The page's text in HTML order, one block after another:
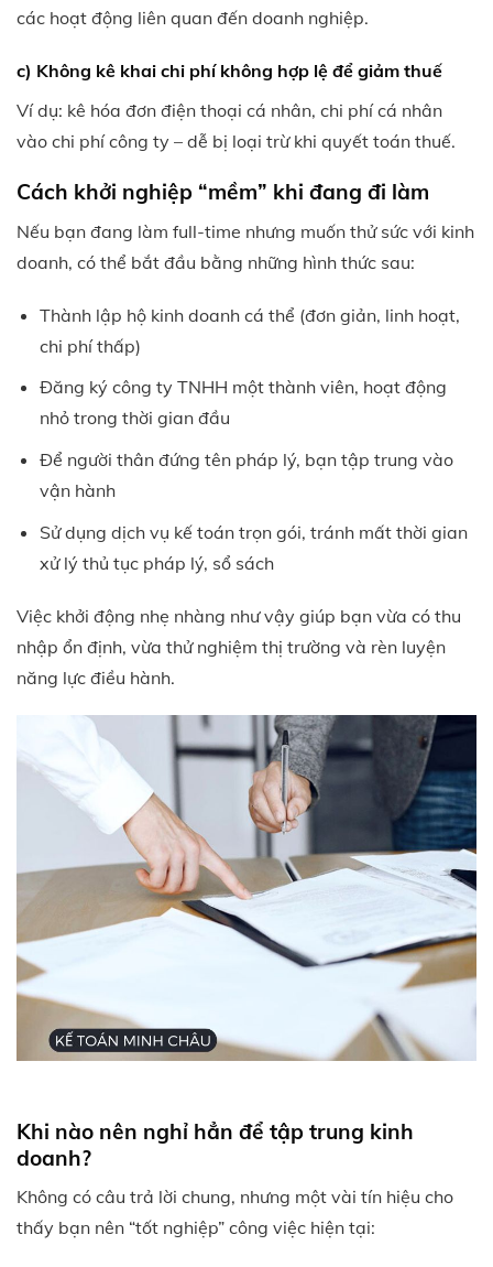
các hoạt động liên quan đến doanh nghiệp.
c) Không kê khai chi phí không hợp lệ để giảm thuế
Ví dụ: kê hóa đơn điện thoại cá nhân, chi phí cá nhân
vào chi phí công ty – dễ bị loại trừ khi quyết toán thuế.
Cách khởi nghiệp “mềm” khi đang đi làm
Nếu bạn đang làm full-time nhưng muốn thử sức với kinh
doanh, có thể bắt đầu bằng những hình thức sau:
Thành lập hộ kinh doanh cá thể (đơn giản, linh hoạt,
chi phí thấp)
Đăng ký công ty TNHH một thành viên, hoạt động
nhỏ trong thời gian đầu
Để người thân đứng tên pháp lý, bạn tập trung vào
vận hành
Sử dụng dịch vụ kế toán trọn gói, tránh mất thời gian
xử lý thủ tục pháp lý, sổ sách
Việc khởi động nhẹ nhàng như vậy giúp bạn vừa có thu
nhập ổn định, vừa thử nghiệm thị trường và rèn luyện
năng lực điều hành.
Khi nào nên nghỉ hẳn để tập trung kinh
doanh?
Không có câu trả lời chung, nhưng một vài tín hiệu cho
thấy bạn nên “tốt nghiệp” công việc hiện tại: